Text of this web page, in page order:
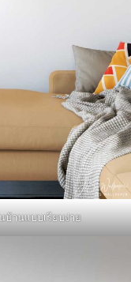
านแบบเรียบง่าย